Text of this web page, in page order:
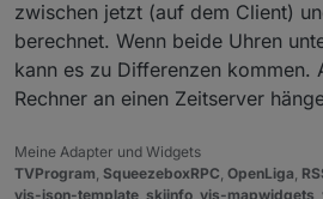
zwischen jetzt (auf dem Client)
berechnet. Wenn beide Uhren
kann es zu Differenzen kommen.
Rechner an einen Zeitserver
Meine Adapter und Widgets
TVProgram SqueezeboxRPC OpenLiga
vis-json-template skiinfo vis-mapwidgets